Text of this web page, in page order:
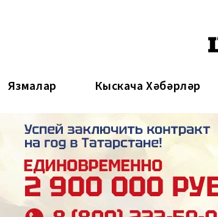
Язмалар Кыскача Хәбәрләр